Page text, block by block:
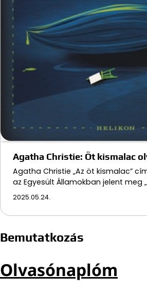
Agatha Christie: Öt kismalac
Agatha Christie „Az öt kismalac”
az Egyesült Államokban jelent meg
2025.05.24.
Bemutatkozás
Olvasónaplóm